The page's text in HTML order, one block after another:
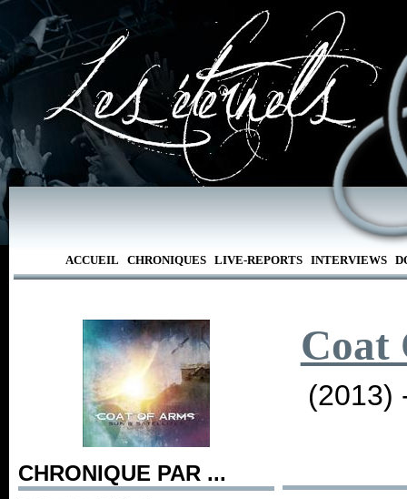
ACCUEIL CHRONIQUES LIVE-REPORTS INTERVIEWS
CHRONIQUE PAR ...
Coat
(2013)